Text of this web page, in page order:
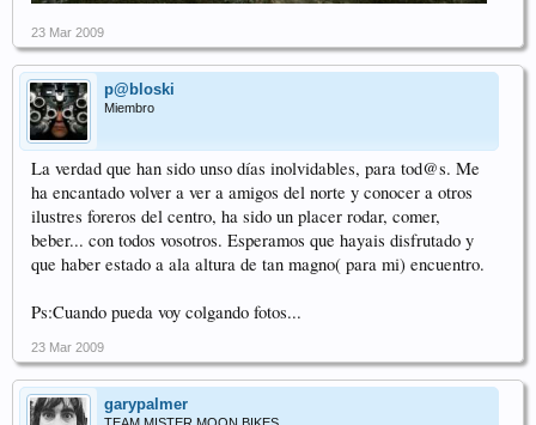
23 Mar 2009
p@bloski
Miembro
La verdad que han sido unso días inolvidables, para tod@s. Me
ha encantado volver a ver a amigos del norte y conocer a otros
ilustres foreros del centro, ha sido un placer rodar, comer,
beber... con todos vosotros. Esperamos que hayais disfrutado y
que haber estado a ala altura de tan magno( para mi) encuentro.
Ps:Cuando pueda voy colgando fotos...
23 Mar 2009
garypalmer
TEAM MISTER MOON BIKES